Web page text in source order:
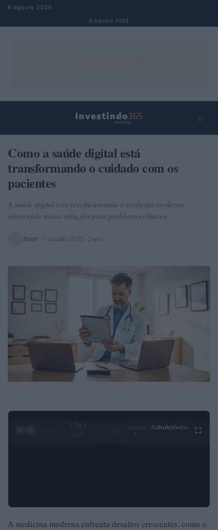
Pular para o conteúdo
6 agosto 2026
6 agosto 2026
⌕
Buscar
Como a saúde digital está
transformando o cuidado com os
pacientes
A saúde digital está revolucionando a medicina moderna,
oferecendo novas soluções para problemas clínicos.
Staff · 7 outubro 2025 · 2 min
0:37 /
Ad hubMedia
A medicina moderna enfrenta desafios crescentes, como o